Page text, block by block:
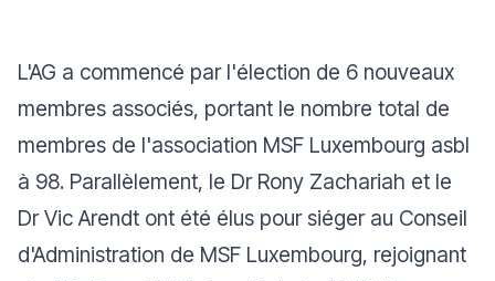
L'AG a commencé par l'élection de 6 nouveaux
membres associés, portant le nombre total de
membres de l'association MSF Luxembourg asbl
à 98. Parallèlement, le Dr Rony Zachariah et le
Dr Vic Arendt ont été élus pour siéger au Conseil
d'Administration de MSF Luxembourg, rejoignant